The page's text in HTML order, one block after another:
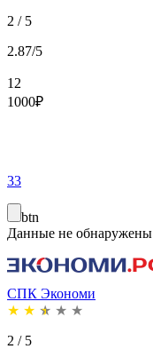
2 / 5
2.87/5
12
1000₽
33
btn
Данные не обнаружены
СПК Экономи
★ ★ ★ ★ ★
2 / 5